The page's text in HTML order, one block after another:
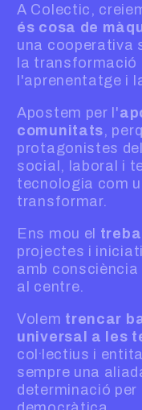
A Colectic,
és cosa de
una cooperativa
la
l'aprenentatge i
Apostem per l'
comunitats,
protagonistes
social, laboral i
tecnologia com
transformar.
Ens mou el
projectes i
amb
al centre.
Volem trencar
universal a les
col·lectius i
sempre una
determinació